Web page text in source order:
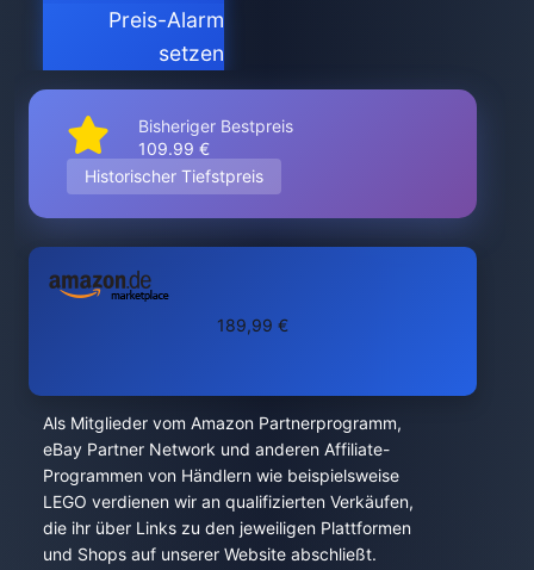
Preis-Alarm
setzen
Bisheriger Bestpreis
109.99 €
Historischer Tiefstpreis
189,99 €
Als Mitglieder vom Amazon Partnerprogramm,
eBay Partner Network und anderen Affiliate-
Programmen von Händlern wie beispielsweise
LEGO verdienen wir an qualifizierten Verkäufen,
die ihr über Links zu den jeweiligen Plattformen
und Shops auf unserer Website abschließt.